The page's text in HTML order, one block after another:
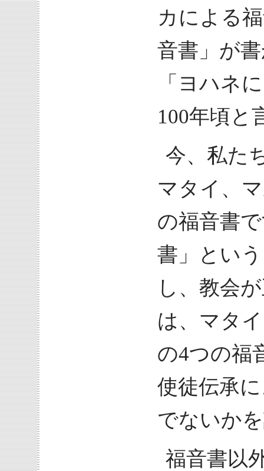
カによる
音書」が
「ヨハネ
100年頃と
今、私た
マタイ、
の福音書
書」とい
し、教会
は、マタ
の4つの福
使徒伝承
でないか
福音書以